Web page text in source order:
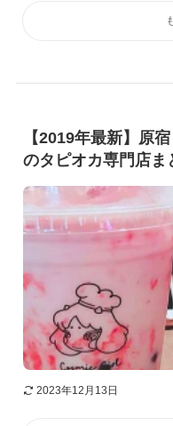
【2019年最新】原
のタピオカ専門店ま
2023年12月13日